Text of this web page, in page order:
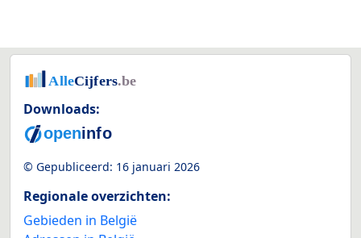
Downloads:
© Gepubliceerd: 16 januari 2026
Regionale overzichten:
Gebieden in België